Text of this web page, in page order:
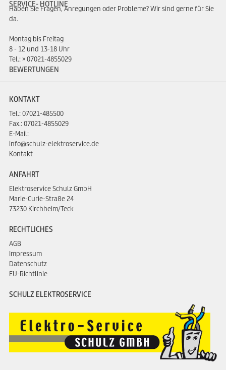
SERVICE- HOTLINE
Haben Sie Fragen, Anregungen oder Probleme? Wir sind gerne für Sie
da.
Montag bis Freitag
8 - 12 und 13-18 Uhr
Tel.: 07021-4855029
BEWERTUNGEN
KONTAKT
Tel.:07021-485500
Fax.: 07021-4855029
E-Mail:
info@schulz-elektroservice.de
Kontakt
ANFAHRT
Elektroservice Schulz GmbH
Marie-Curie-Straße 24
73230 Kirchheim/Teck
RECHTLICHES
AGB
Impressum
Datenschutz
EU-Richtlinie
SCHULZ ELEKTROSERVICE